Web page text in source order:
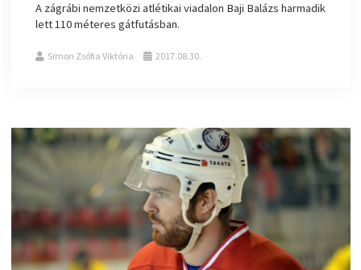
A zágrábi nemzetközi atlétikai viadalon Baji Balázs harmadik
lett 110 méteres gátfutásban.
Simon Zsófia Viktória 2017.08.30.